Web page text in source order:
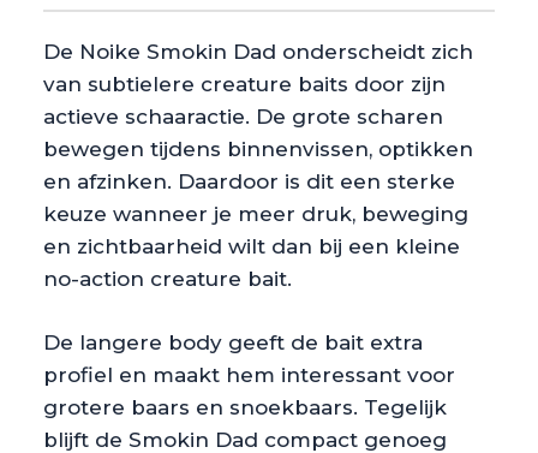
De Noike Smokin Dad onderscheidt zich
van subtielere creature baits door zijn
actieve schaaractie. De grote scharen
bewegen tijdens binnenvissen, optikken
en afzinken. Daardoor is dit een sterke
keuze wanneer je meer druk, beweging
en zichtbaarheid wilt dan bij een kleine
no-action creature bait.
De langere body geeft de bait extra
profiel en maakt hem interessant voor
grotere baars en snoekbaars. Tegelijk
blijft de Smokin Dad compact genoeg